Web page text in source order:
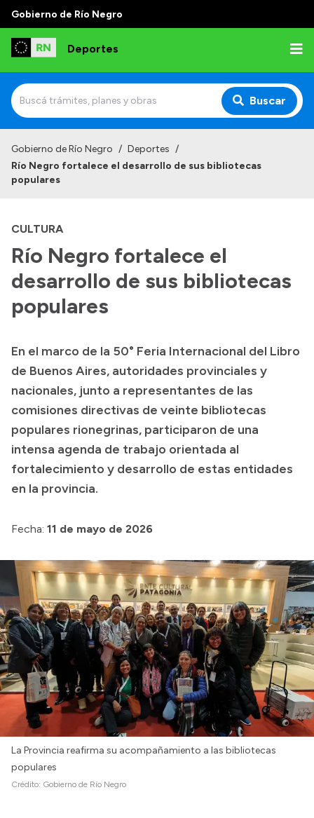
Gobierno de Río Negro
Deportes
Buscar
Institucional
Autoridades
Normativa
Transparencia
Boletín Oficial
Compras y licitaciones
Consulta de expedientes
Consulta de pago a proveedores
Convocatorias
Intranet
Login
Gobierno de Río Negro / Deportes /
Río Negro fortalece el desarrollo de sus bibliotecas
populares
CULTURA
Río Negro fortalece el
desarrollo de sus bibliotecas
populares
En el marco de la 50° Feria Internacional del Libro
de Buenos Aires, autoridades provinciales y
nacionales, junto a representantes de las
comisiones directivas de veinte bibliotecas
populares rionegrinas, participaron de una
intensa agenda de trabajo orientada al
fortalecimiento y desarrollo de estas entidades
en la provincia.
Fecha: 11 de mayo de 2026
La Provincia reafirma su acompañamiento a las bibliotecas
populares
Crédito: Gobierno de Río Negro